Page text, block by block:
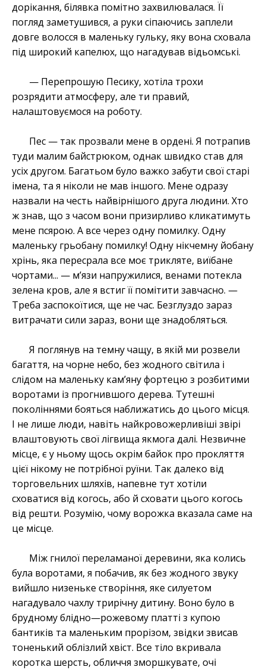
дорікання, білявка помітно захвилювалася. Її
погляд заметушився, а руки сіпаючись заплели
довге волосся в маленьку гульку, яку вона сховала
під широкий капелюх, що нагадував відьомські.
— Перепрошую Песику, хотіла трохи
розрядити атмосферу, але ти правий,
налаштовуємося на роботу.
Пес — так прозвали мене в ордені. Я потрапив
туди малим байстрюком, однак швидко став для
усіх другом. Багатьом було важко забути свої старі
імена, та я ніколи не мав іншого. Мене одразу
назвали на честь найвірнішого друга людини. Хто
ж знав, що з часом вони призирливо кликатимуть
мене псярою. А все через одну помилку. Одну
маленьку грьобану помилку! Одну нікчемну йобану
хрінь, яка пересрала все моє трикляте, виїбане
чортами... — м’язи напружилися, венами потекла
зелена кров, але я встиг її помітити завчасно. —
Треба заспокоїтися, ще не час. Безглуздо зараз
витрачати сили зараз, вони ще знадобляться.
Я поглянув на темну чащу, в якій ми розвели
багаття, на чорне небо, без жодного світила і
слідом на маленьку кам’яну фортецю з розбитими
воротами із прогнившого дерева. Тутешні
поколіннями бояться наближатись до цього місця.
І не лише люди, навіть найкровожерливіші звірі
влаштовують свої лігвища якмога далі. Незвичне
місце, є у ньому щось окрім байок про прокляття
цієї нікому не потрібної руїни. Так далеко від
торговельних шляхів, напевне тут хотіли
сховатися від когось, або й сховати цього когось
від решти. Розумію, чому ворожка вказала саме на
це місце.
Між гнилої переламаної деревини, яка колись
була воротами, я побачив, як без жодного звуку
вийшло низеньке створіння, яке силуетом
нагадувало чахлу трирічну дитину. Воно було в
брудному блідно—рожевому платті з купою
бантиків та маленьким прорізом, звідки звисав
тоненький облізлий хвіст. Все тіло вкривала
коротка шерсть, обличчя зморшкувате, очі